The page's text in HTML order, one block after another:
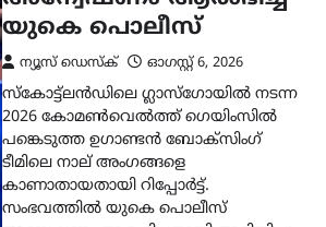
നേരിട്ട് ബാങ്ക്
അക്കൗണ്ടിലേക്ക്
ന്യൂസ് ഡെസ്ക് ഓഗസ്റ്റ്‌ 6, 2026
സംസ്ഥാനത്തെ ക്ഷേമപെൻഷൻ
വിതരണ സംവിധാനത്തിൽ സുപ്രധാന
മാറ്റം വരുത്തി സർക്കാർ. സഹകരണ
ബാങ്കുകൾ മുഖേന
ഗുണഭോക്താക്കളുടെ വീടുകളിൽ നേരിട്ട്